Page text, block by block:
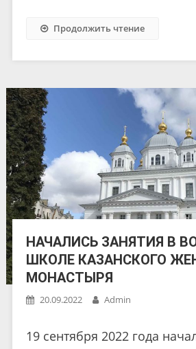
Продолжить чтение
НАЧАЛИСЬ ЗАНЯТИЯ В
ШКОЛЕ КАЗАНСКОГО
МОНАСТЫРЯ
20.09.2022 Admin
19 сентября 2022 года